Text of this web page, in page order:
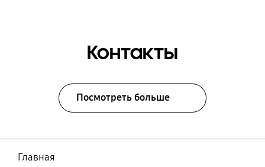
Контакты
Посмотреть больше
Главная